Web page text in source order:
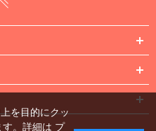
を目的にクッ
。詳細は プ